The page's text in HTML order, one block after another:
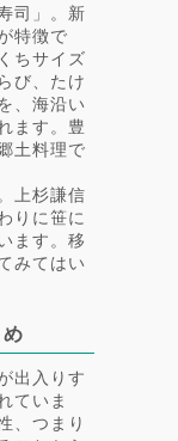
司」。新
特徴で
ちサイズ
び、たけ
、海沿い
ます。豊
土料理で
上杉謙信
りに笹に
ます。移
みてはい
出入りす
ていま
、つまり